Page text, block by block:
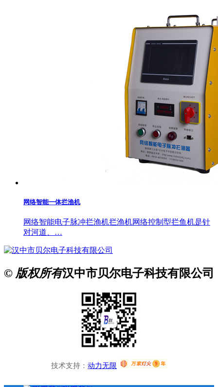
网络智能一体拦渔机
网络智能电子脉冲拦渔机拦渔机网络控制型拦鱼机是针
对河道、…
© 版权所有汉中市贝尔电子科技有限公司
技术支持： 动力无限